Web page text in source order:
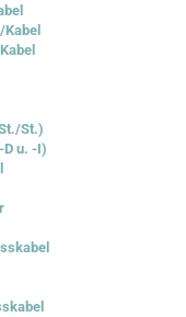
St.)
D u. -I)